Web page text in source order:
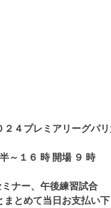
２４プレミアリーグパ
～１６ 時 開場 ９ 時
ナー、午後練習試合
とめて当日お支払い下